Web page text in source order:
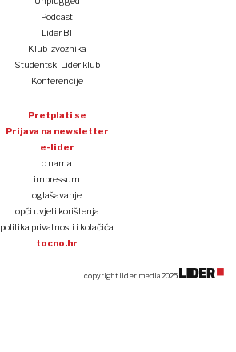
Podcast
Lider BI
Klub izvoznika
Studentski Lider klub
Konferencije
Pretplati se
Prijava na newsletter
e-lider
o nama
impressum
oglašavanje
opći uvjeti korištenja
politika privatnosti i kolačića
tocno.hr
copyright lider media 2025.